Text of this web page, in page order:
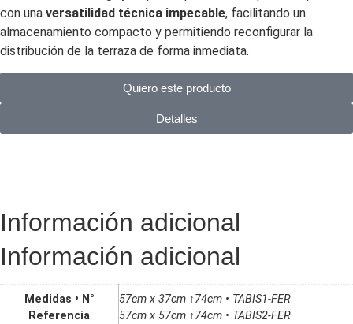
con una versatilidad técnica impecable, facilitando un
almacenamiento compacto y permitiendo reconfigurar la
distribución de la terraza de forma inmediata.
Quiero este producto
Detalles
Información adicional
Información adicional
Medidas • N°
Referencia
57cm x 37cm ↑74cm • TABIS1-FER
57cm x 57cm ↑74cm • TABIS2-FER